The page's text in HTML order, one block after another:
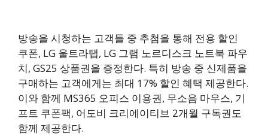
방송을 시청하는 고객들 중 추첨을 통해 전용 할인
쿠폰, LG 울트라탭, LG 그램 노르디스크 노트북 파우
치, GS25 상품권을 증정한다. 특히 방송 중 신제품을
구매하는 고객에게는 최대 17% 할인 혜택 제공한다.
이와 함께 MS365 오피스 이용권, 무소음 마우스, 기
프트 쿠폰팩, 어도비 크리에이티브 2개월 구독권도
함께 제공한다.